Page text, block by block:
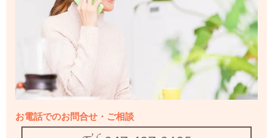
お電話でのお問合せ・ご相談